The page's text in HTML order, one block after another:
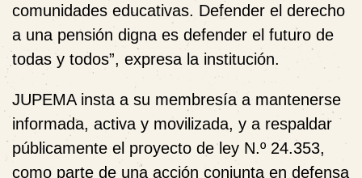
comunidades educativas. Defender el derecho
a una pensión digna es defender el futuro de
todas y todos”, expresa la institución.
JUPEMA insta a su membresía a mantenerse
informada, activa y movilizada, y a respaldar
públicamente el proyecto de ley N.º 24.353,
como parte de una acción conjunta en defensa